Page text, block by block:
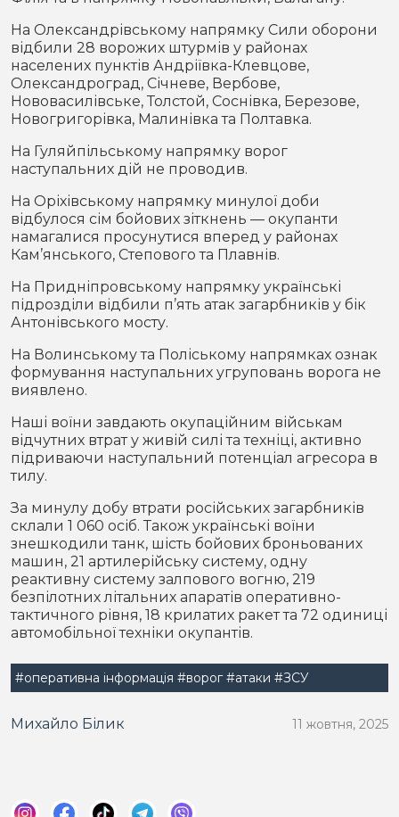
На Олександрівському напрямку Сили оборони
відбили 28 ворожих штурмів у районах
населених пунктів Андріївка-Клевцове,
Олександроград, Січневе, Вербове,
Нововасилівське, Толстой, Соснівка, Березове,
Новогригорівка, Малинівка та Полтавка.
На Гуляйпільському напрямку ворог
наступальних дій не проводив.
На Оріхівському напрямку минулої доби
відбулося сім бойових зіткнень — окупанти
намагалися просунутися вперед у районах
Кам’янського, Степового та Плавнів.
На Придніпровському напрямку українські
підрозділи відбили п’ять атак загарбників у бік
Антонівського мосту.
На Волинському та Поліському напрямках ознак
формування наступальних угруповань ворога не
виявлено.
Наші воїни завдають окупаційним військам
відчутних втрат у живій силі та техніці, активно
підриваючи наступальний потенціал агресора в
тилу.
За минулу добу втрати російських загарбників
склали 1 060 осіб. Також українські воїни
знешкодили танк, шість бойових броньованих
машин, 21 артилерійську систему, одну
реактивну систему залпового вогню, 219
безпілотних літальних апаратів оперативно-
тактичного рівня, 18 крилатих ракет та 72 одиниці
автомобільної техніки окупантів.
#оперативна інформація #ворог #атаки #ЗСУ
Михайло Білик 11 жовтня, 2025